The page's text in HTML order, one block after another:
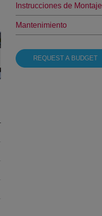
Instrucciones de Montaje
Mantenimiento
REQUEST A BUDGET